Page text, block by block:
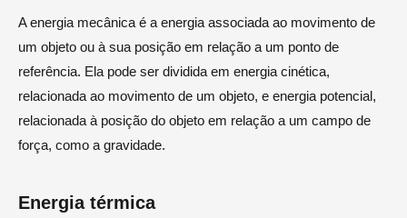
A energia mecânica é a energia associada ao movimento de
um objeto ou à sua posição em relação a um ponto de
referência. Ela pode ser dividida em energia cinética,
relacionada ao movimento de um objeto, e energia potencial,
relacionada à posição do objeto em relação a um campo de
força, como a gravidade.
Energia térmica